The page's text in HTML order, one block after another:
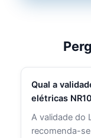
Qual a
elétricas
A validade do
recomenda-